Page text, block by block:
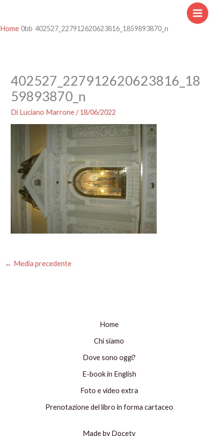
contenuto
Home 402527_227912620623816_1859893870_n
402527_227912620623816_18
59893870_n
Di Luciano Marrone/18/06/2022
← Media precedente
Home
Chi siamo
Dove sono oggi?
E-book in English
Foto e video extra
Prenotazione del libro in forma cartaceo
Made by Docety